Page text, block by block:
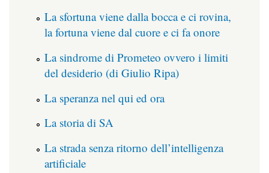
La sfortuna viene dalla bocca e ci rovina,
la fortuna viene dal cuore e ci fa onore
La sindrome di Prometeo ovvero i limiti
del desiderio (di Giulio Ripa)
La speranza nel qui ed ora
La storia di SA
La strada senza ritorno dell’intelligenza
artificiale